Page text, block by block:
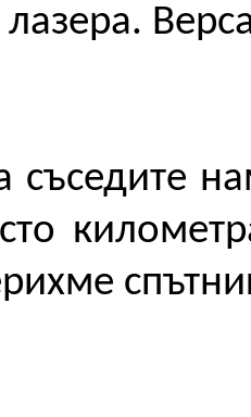
съседите